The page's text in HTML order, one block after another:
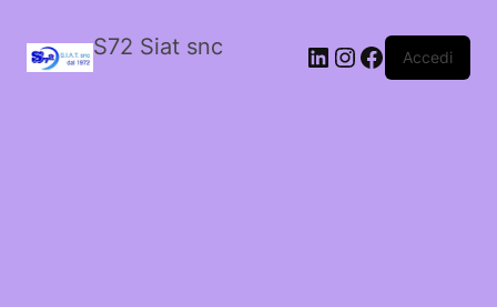
S72 Siat snc LinkedIn
Instagram
Facebook
Accedi